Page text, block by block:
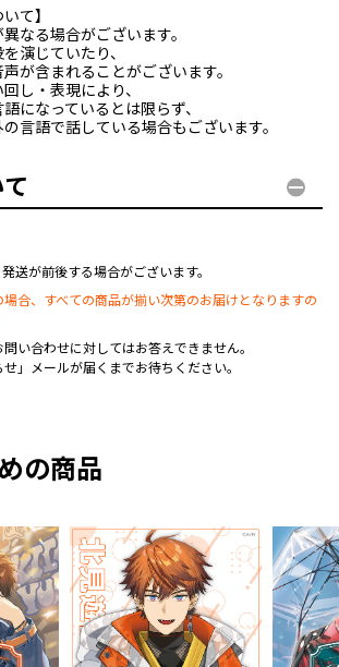
て】
なる場合がございます。
演じていたり、
が含まれることがございます。
し・表現により、
になっているとは限らず、
言語で話している場合もございます。
送が前後する場合がございます。
合、すべての商品が揃い次第のお届けとなりますの
い合わせに対してはお答えできません。
せ」メールが届くまでお待ちください。
の商品